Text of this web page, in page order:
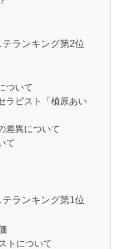
ランキング第2位
ついて
ラピスト「植原あい
差異について
て
ランキング第1位
トについて